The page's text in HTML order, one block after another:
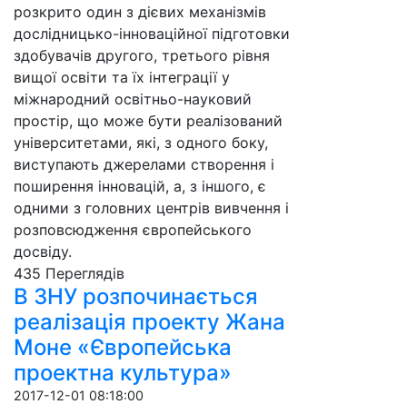
розкрито один з дієвих механізмів
дослідницько-інноваційної підготовки
здобувачів другого, третього рівня
вищої освіти та їх інтеграції у
міжнародний освітньо-науковий
простір, що може бути реалізований
університетами, які, з одного боку,
виступають джерелами створення і
поширення інновацій, а, з іншого, є
одними з головних центрів вивчення і
розповсюдження європейського
досвіду.
435 Пере­гля­дів
В ЗНУ розпочинається
реалізація проекту Жана
Моне «Європейська
проектна культура»
2017-12-01 08:18:00